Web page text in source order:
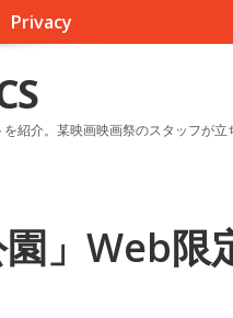
Privacy
紹介。某映画映画祭のスタッフが
」Web限